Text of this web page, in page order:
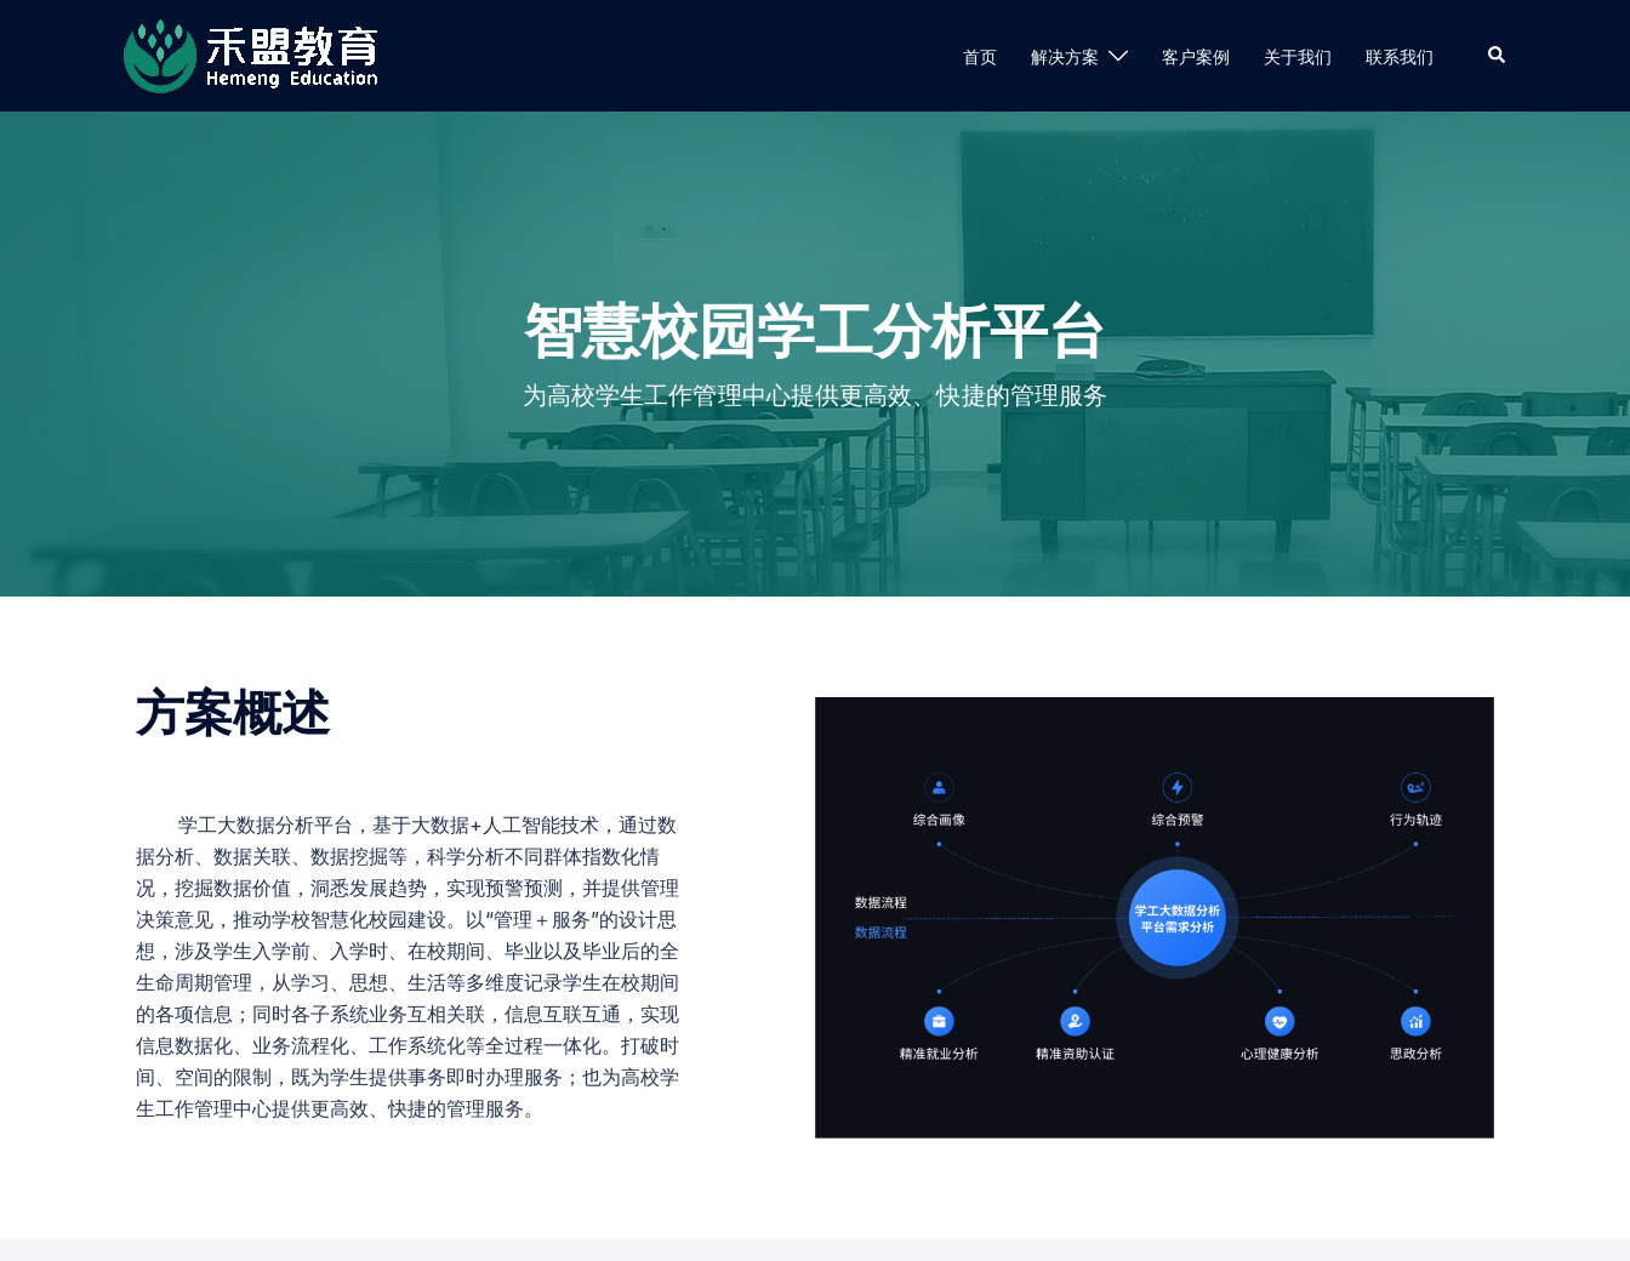
首页 解决方案 客户案例 关于我们 联系我们
智慧校园学工分析平台
为高校学生工作管理中心提供更高效、快捷的管理服务
方案概述
学工大数据分析平台，基于大数据+人工智能技术，通过数
据分析、数据关联、数据挖掘等，科学分析不同群体指数化情
况，挖掘数据价值，洞悉发展趋势，实现预警预测，并提供管理
决策意见，推动学校智慧化校园建设。以“管理＋服务”的设计思
想，涉及学生入学前、入学时、在校期间、毕业以及毕业后的全
生命周期管理，从学习、思想、生活等多维度记录学生在校期间
的各项信息；同时各子系统业务互相关联，信息互联互通，实现
信息数据化、业务流程化、工作系统化等全过程一体化。打破时
间、空间的限制，既为学生提供事务即时办理服务；也为高校学
生工作管理中心提供更高效、快捷的管理服务。